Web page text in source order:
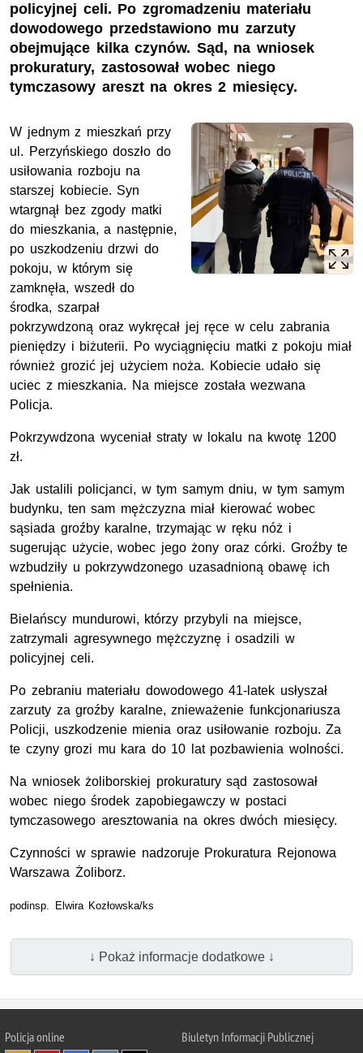
policyjnej celi. Po zgromadzeniu materiału
dowodowego przedstawiono mu zarzuty
obejmujące kilka czynów. Sąd, na wniosek
prokuratury, zastosował wobec niego
tymczasowy areszt na okres 2 miesięcy.
W jednym z mieszkań przy
ul. Perzyńskiego doszło do
usiłowania rozboju na
starszej kobiecie. Syn
wtargnął bez zgody matki
do mieszkania, a następnie,
po uszkodzeniu drzwi do
pokoju, w którym się
zamknęła, wszedł do
środka, szarpał
pokrzywdzoną oraz wykręcał jej ręce w celu zabrania
pieniędzy i biżuterii. Po wyciągnięciu matki z pokoju miał
również grozić jej użyciem noża. Kobiecie udało się
uciec z mieszkania. Na miejsce została wezwana
Policja.
Pokrzywdzona wyceniał straty w lokalu na kwotę 1200
zł.
Jak ustalili policjanci, w tym samym dniu, w tym samym
budynku, ten sam mężczyzna miał kierować wobec
sąsiada groźby karalne, trzymając w ręku nóż i
sugerując użycie, wobec jego żony oraz córki. Groźby te
wzbudziły u pokrzywdzonego uzasadnioną obawę ich
spełnienia.
Bielańscy mundurowi, którzy przybyli na miejsce,
zatrzymali agresywnego mężczyznę i osadzili w
policyjnej celi.
Po zebraniu materiału dowodowego 41-latek usłyszał
zarzuty za groźby karalne, znieważenie funkcjonariusza
Policji, uszkodzenie mienia oraz usiłowanie rozboju. Za
te czyny grozi mu kara do 10 lat pozbawienia wolności.
Na wniosek żoliborskiej prokuratury sąd zastosował
wobec niego środek zapobiegawczy w postaci
tymczasowego aresztowania na okres dwóch miesięcy.
Czynności w sprawie nadzoruje Prokuratura Rejonowa
Warszawa Żoliborz.
podinsp. Elwira Kozłowska/ks
↓ Pokaż informacje dodatkowe ↓
Policja online Biuletyn Informacji Publicznej